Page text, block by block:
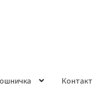
Контакт